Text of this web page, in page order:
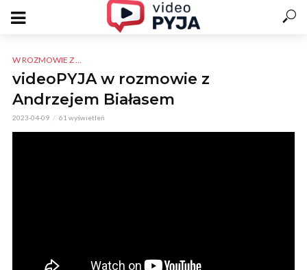
W ROZMOWIE Z ...
videoPYJA w rozmowie z
Andrzejem Białasem
2023-04-09 61 wyświetleń